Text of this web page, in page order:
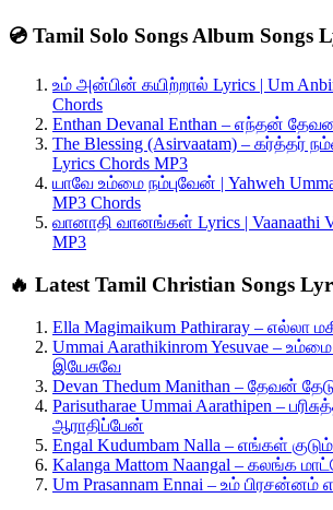
💿 Tamil Solo Songs Album Songs
உம் அன்பின் கயிற்றால் Lyrics | Um
Chords
Enthan Devanal Enthan – எந்தன்
The Blessing (Asirvaatam) – கர்த்தர்
Lyrics Chords MP3
யாவே உம்மை நம்புவேன் | Yahweh
MP3 Chords
வானாதி வானங்கள் Lyrics | Vaanaathi
MP3
🔥 Latest Tamil Christian Songs
Ella Magimaikum Pathiraray – எல்லா
Ummai Aarathikinrom Yesuvae –
இயேசுவே
Devan Thedum Manithan – தேவன்
Parisutharae Ummai Aarathipen –
ஆராதிப்பேன்
Engal Kudumbam Nalla – எங்கள்
Kalanga Mattom Naangal – கலங்க
Um Prasannam Ennai – உம்